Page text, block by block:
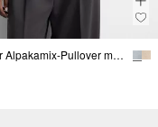
Leichter Alpakamix-Pullover mit Kragen